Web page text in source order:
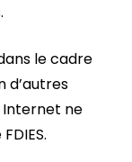
le cadre
d’autres
Internet ne